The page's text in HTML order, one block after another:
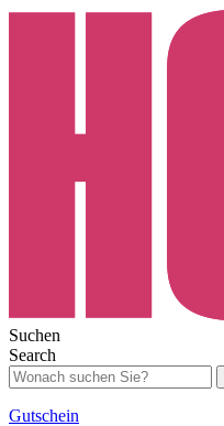
Suchen
Search
Gutschein